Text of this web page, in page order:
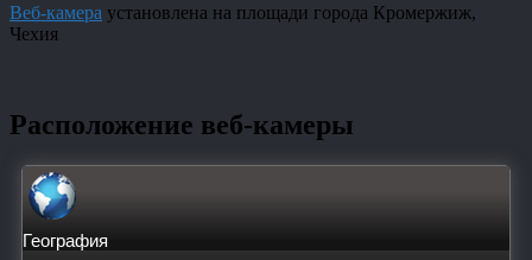
Веб-камера установлена на площади города Кромержиж,
Чехия
Расположение веб-камеры
География